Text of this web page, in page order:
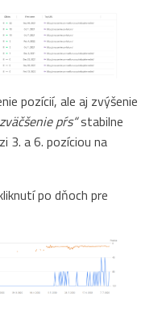
pozícií, ale aj zvýšenie
pŕs“stabilne
3. a 6. pozíciou na
po dňoch pre